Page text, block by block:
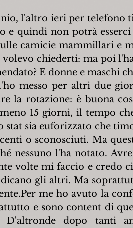
l'altro ieri per telefono
e quindi non potrà
camicie mammillari e
volevo chiederti: ma poi
E donne e maschi
messo per altri due
la rotazione: è buona
15 giorni, il tempo
stat sia euforizzato che
o sconosciuti. Ma
nessuno l'ha notato.
volte mi faccio e credo
gli altri. Ma
me ho avuto la
e sono content di
D'altronde dopo tanti